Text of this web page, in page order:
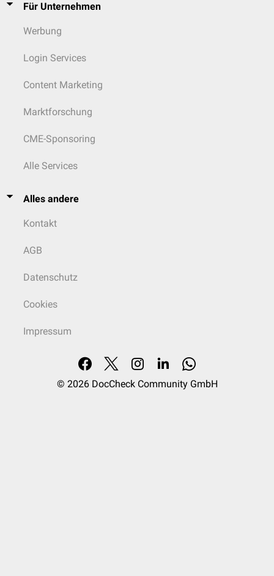
Für Unternehmen
Werbung
Login Services
Content Marketing
Marktforschung
CME-Sponsoring
Alle Services
Alles andere
Kontakt
AGB
Datenschutz
Cookies
Impressum
© 2026 DocCheck Community GmbH